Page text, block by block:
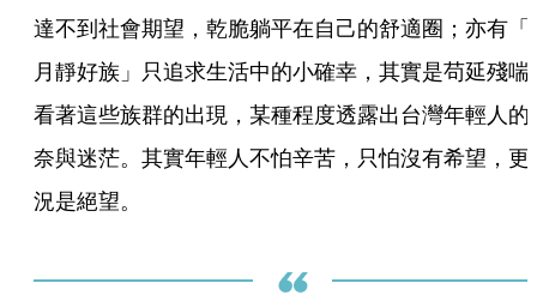
達不到社會期望，乾脆躺平在自己的舒適圈；亦有「
月靜好族」只追求生活中的小確幸，其實是苟延殘喘
看著這些族群的出現，某種程度透露出台灣年輕人的
奈與迷茫。其實年輕人不怕辛苦，只怕沒有希望，更
況是絕望。